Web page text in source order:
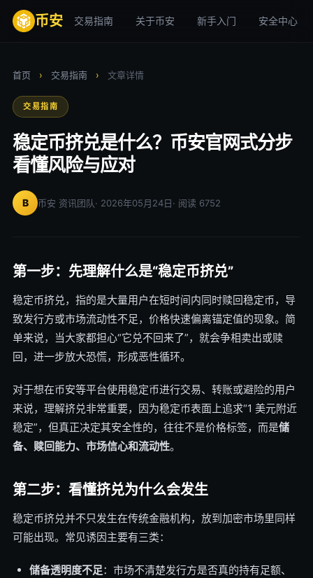
币安 交易指南 关于币安 新手入门 安全中心
首页 › 交易指南 › 文章详情
交易指南
稳定币挤兑是什么？币安官网式分步
看懂风险与应对
B 币安 资讯团队· 2026年05月24日· 阅读 6752
第一步：先理解什么是“稳定币挤兑”
稳定币挤兑，指的是大量用户在短时间内同时赎回稳定币，导
致发行方或市场流动性不足，价格快速偏离锚定值的现象。简
单来说，当大家都担心“它兑不回来了”，就会争相卖出或赎
回，进一步放大恐慌，形成恶性循环。
对于想在币安等平台使用稳定币进行交易、转账或避险的用户
来说，理解挤兑非常重要，因为稳定币表面上追求“1 美元附近
稳定”，但真正决定其安全性的，往往不是价格标签，而是储
备、赎回能力、市场信心和流动性。
第二步：看懂挤兑为什么会发生
稳定币挤兑并不只发生在传统金融机构，放到加密市场里同样
可能出现。常见诱因主要有三类：
储备透明度不足：市场不清楚发行方是否真的持有足额、